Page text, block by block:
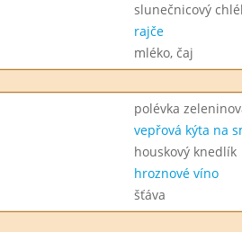
slunečnicový
rajče
mléko, čaj
polévka
vepřová kýta na
houskový knedlík
hroznové víno
šťáva